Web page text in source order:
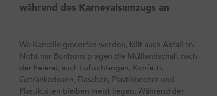
während des Karnevalsumzugs an
Wo Kamelle geworfen werden, fällt auch Abfall an.
Nicht nur Bonbons prägen die Mülllandschaft nach
der Feierei, auch Luftschlangen, Konfetti,
Getränkedosen, Flaschen, Plastikbecher und
Plastiktüten bleiben meist liegen. Während der